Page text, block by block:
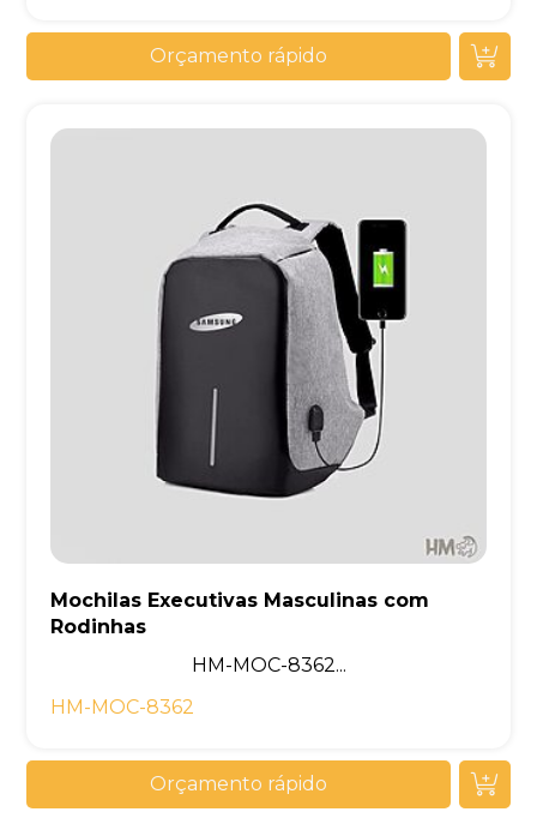
Orçamento rápido
Mochilas Executivas Masculinas com
Rodinhas
HM-MOC-8362...
HM-MOC-8362
Orçamento rápido